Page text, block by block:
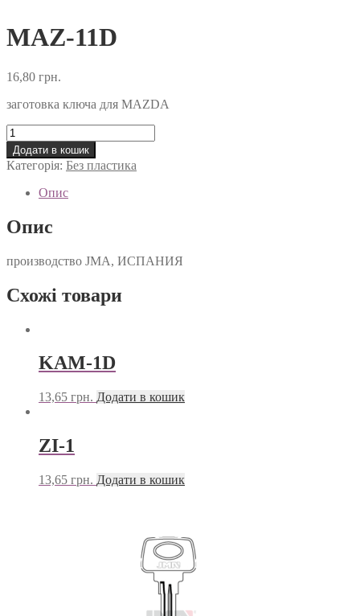
MAZ-11D
16,80 грн.
заготовка ключа для MAZDA
MAZ-
11D
кількість
Додати в кошик
Категорія: Без пластика
Опис
Опис
производство JMA, ИСПАНИЯ
Схожі товари
KAM-1D
13,65 грн. Додати в кошик
ZI-1
13,65 грн. Додати в кошик